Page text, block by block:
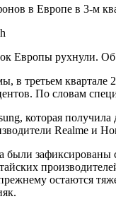
в Европе в 3-м
Европы рухнули. Об
в третьем квартале
По словам
которая
Realme и
были
остаются